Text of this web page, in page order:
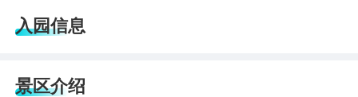
入园信息
景区介绍